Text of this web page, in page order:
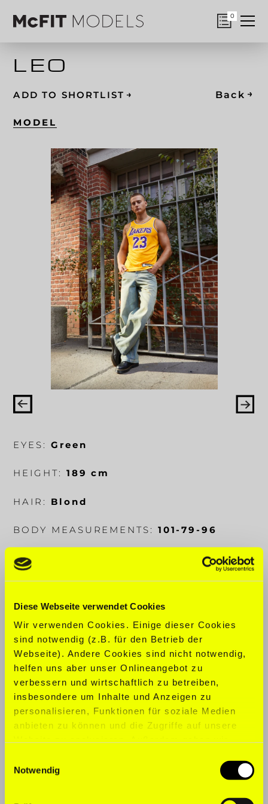
Diese Webseite verwendet Cookies
Wir verwenden Cookies. Einige dieser Cookies
sind notwendig (z.B. für den Betrieb der
Webseite). Andere Cookies sind nicht notwendig,
helfen uns aber unser Onlineangebot zu
verbessern und wirtschaftlich zu betreiben,
insbesondere um Inhalte und Anzeigen zu
personalisieren, Funktionen für soziale Medien
anbieten zu können und die Zugriffe auf unsere
Website an unsere Partner für soziale Medien,
Werbung und Analysen weiter. Unsere Partner
führen diese Informationen möglicherweise mit
Notwendig
0
LEO
ADD TO SHORTLIST → Back →
MODEL
EYES: Green
HEIGHT: 189 cm
HAIR: Blond
BODY MEASUREMENTS: 101-79-96
CLOTHING SIZE:
Fencing, Fitness, Mixed Martial Arts,
Motorcycle Sport, Running, Soccer,
Swimming, Volleyball
LANGUAGES:English, German